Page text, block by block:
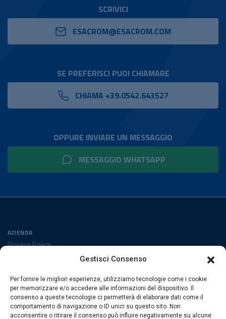
Gestisci Consenso
Per fornire le migliori esperienze, utilizziamo tecnologie come i cookie
per memorizzare e/o accedere alle informazioni del dispositivo. Il
consenso a queste tecnologie ci permetterà di elaborare dati come il
comportamento di navigazione o ID unici su questo sito. Non
acconsentire o ritirare il consenso può influire negativamente su alcune
SCRIVICI
ESACROM@ESACROM.COM
SE PREFERISCI PUOI CHIAMARE
CHIAMA +39.0542.643527
OPPURE INVIARE UN MESSAGGIO
MESSAGGIO WHATSAPP
AZIENDA
Privacy Policy
SEGUICI SUI SOCIAL